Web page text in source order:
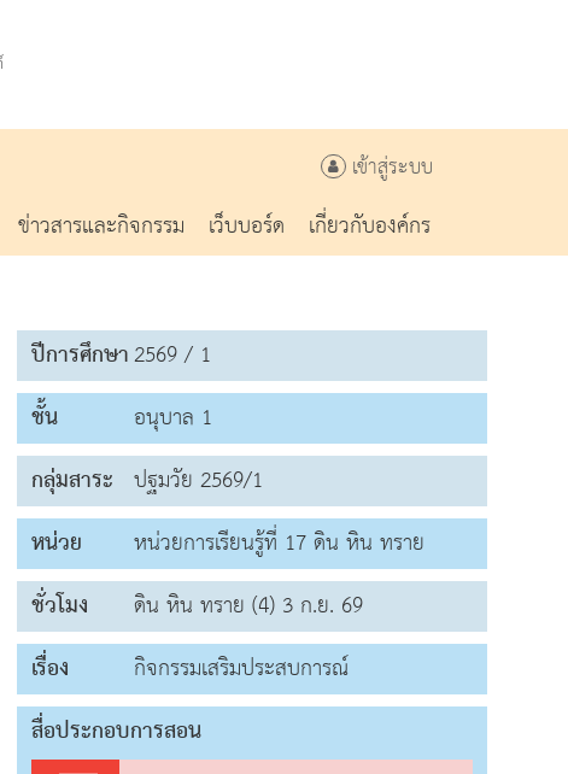
เข้าสู่ระบบ
ข่าวสารและกิจกรรม เว็บบอร์ด
เกี่ยวกับองค์กร
ปีการศึกษา2569 / 1
ชั้น
อนุบาล 1
กลุ่มสาระ ปฐมวัย 2569/1
หน่วย
หน่วยการเรียนรู้ที่ 17 ดิน หิน ทราย
ชั่วโมง
ดิน หิน ทราย (4) 3 ก.ย. 69
เรื่อง
กิจกรรมเสริมประสบการณ์
สื่อประกอบการสอน